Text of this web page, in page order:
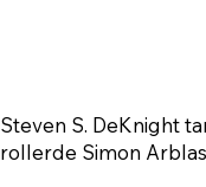
Steven S. DeKnight
rollerde Simon